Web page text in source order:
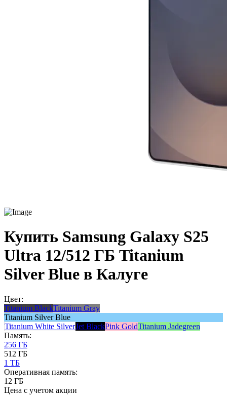
Купить Samsung Galaxy S25
Ultra 12/512 ГБ Titanium
Silver Blue в Калуге
Цвет:
Titanium BlackTitanium Gray
Titanium Silver Blue
Titanium White SilverJet BlackPink GoldTitanium Jadegreen
Память:
256 ГБ
512 ГБ
1 ТБ
Оперативная память:
12 ГБ
Цена с учетом акции